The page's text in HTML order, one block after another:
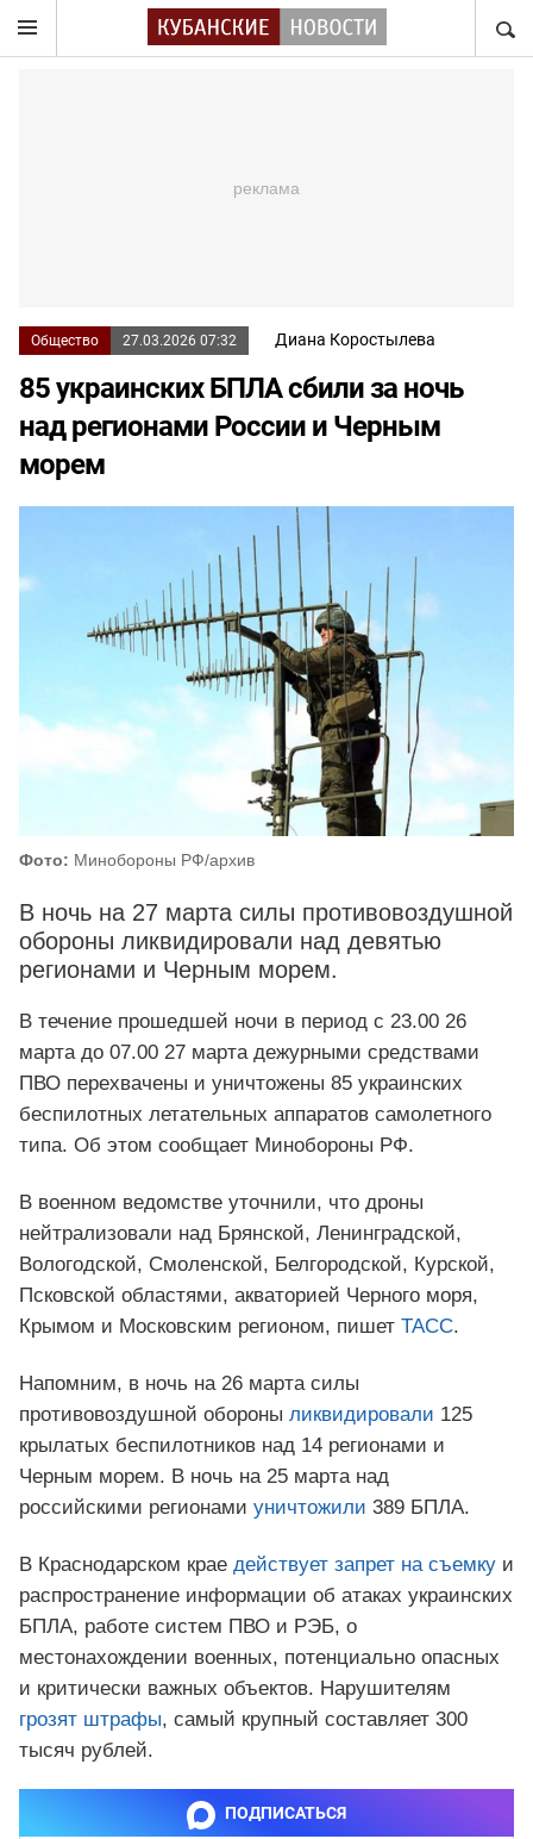
Общество 27.03.2026 07:32 Диана Коростылева
85 украинских БПЛА сбили за ночь
над регионами России и Черным
морем
Фото: Минобороны РФ/архив
В ночь на 27 марта силы противовоздушной
обороны ликвидировали над девятью
регионами и Черным морем.
В течение прошедшей ночи в период с 23.00 26
марта до 07.00 27 марта дежурными средствами
ПВО перехвачены и уничтожены 85 украинских
беспилотных летательных аппаратов самолетного
типа. Об этом сообщает Минобороны РФ.
В военном ведомстве уточнили, что дроны
нейтрализовали над Брянской, Ленинградской,
Вологодской, Смоленской, Белгородской, Курской,
Псковской областями, акваторией Черного моря,
Крымом и Московским регионом, пишет ТАСС.
Напомним, в ночь на 26 марта силы
противовоздушной обороны ликвидировали 125
крылатых беспилотников над 14 регионами и
Черным морем. В ночь на 25 марта над
российскими регионами уничтожили 389 БПЛА.
В Краснодарском крае действует запрет на съемку и
распространение информации об атаках украинских
БПЛА, работе систем ПВО и РЭБ, о
местонахождении военных, потенциально опасных
и критически важных объектов. Нарушителям
грозят штрафы, самый крупный составляет 300
тысяч рублей.
ПОДПИСАТЬСЯ